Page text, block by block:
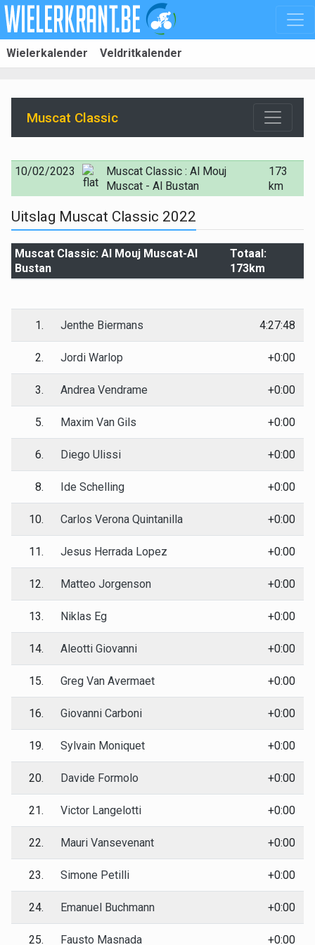
Wielerkalender Veldritkalender
Muscat Classic
10/02/2023
Muscat Classic : Al Mouj
Muscat - Al Bustan
173
km
Uitslag Muscat Classic 2022
Muscat Classic: Al Mouj Muscat-Al
Bustan
Totaal:
173km
1. Jenthe Biermans 4:27:48
2. Jordi Warlop +0:00
3. Andrea Vendrame +0:00
5. Maxim Van Gils +0:00
6. Diego Ulissi +0:00
8. Ide Schelling +0:00
10. Carlos Verona Quintanilla +0:00
11. Jesus Herrada Lopez +0:00
12. Matteo Jorgenson +0:00
13. Niklas Eg +0:00
14. Aleotti Giovanni +0:00
15. Greg Van Avermaet +0:00
16. Giovanni Carboni +0:00
19. Sylvain Moniquet +0:00
20. Davide Formolo +0:00
21. Victor Langelotti +0:00
22. Mauri Vansevenant +0:00
23. Simone Petilli +0:00
24. Emanuel Buchmann +0:00
25. Fausto Masnada +0:00